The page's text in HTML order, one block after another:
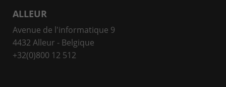
ALLEUR
Avenue de l'informatique 9
4432 Alleur - Belgique
+32(0)800 12 512